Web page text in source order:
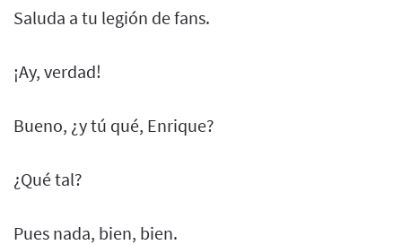
Saluda a tu legión de fans.
¡Ay, verdad!
Bueno, ¿y tú qué, Enrique?
¿Qué tal?
Pues nada, bien, bien.